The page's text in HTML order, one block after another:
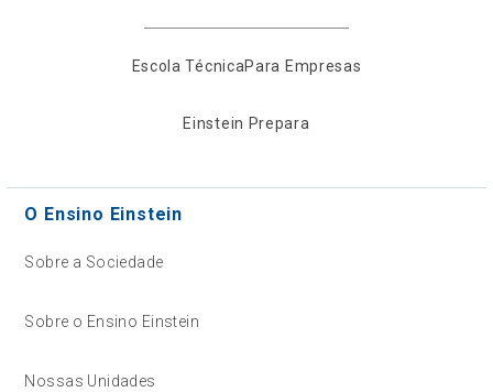
Escola TécnicaPara Empresas
Einstein Prepara
O Ensino Einstein
Sobre a Sociedade
Sobre o Ensino Einstein
Nossas Unidades